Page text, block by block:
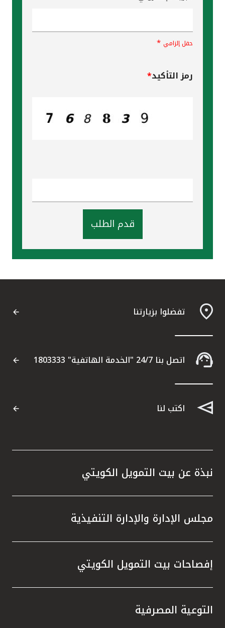
حقل إلزامي *
رمز التأكيد*
قدم الطلب
تفضلوا بزيارتنا
اتصل بنا 24/7 "الخدمة الهاتفية" 1803333
اكتب لنا
نبذة عن بيت التمويل الكويتي
مجلس الإدارة والإدارة التنفيذية
إفصاحات بيت التمويل الكويتي
التوعية المصرفية